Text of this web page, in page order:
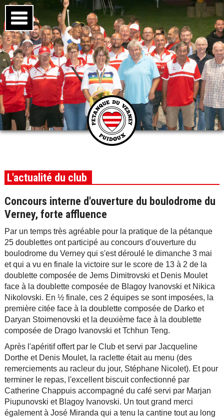
L'actualité du club
Concours interne d'ouverture du boulodrome du
Verney, forte affluence
Par un temps très agréable pour la pratique de la pétanque
25 doublettes ont participé au concours d'ouverture du
boulodrome du Verney qui s'est déroulé le dimanche 3 mai
et qui a vu en finale la victoire sur le score de 13 à 2 de la
doublette composée de Jems Dimitrovski et Denis Moulet
face à la doublette composée de Blagoy Ivanovski et Nikica
Nikolovski. En ½ finale, ces 2 équipes se sont imposées, la
première citée face à la doublette composée de Darko et
Daryan Stoimenovski et la deuxième face à la doublette
composée de Drago Ivanovski et Tchhun Teng.
Après l'apéritif offert par le Club et servi par Jacqueline
Dorthe et Denis Moulet, la raclette était au menu (des
remerciements au racleur du jour, Stéphane Nicolet). Et pour
terminer le repas, l'excellent biscuit confectionné par
Catherine Chappuis accompagné du café servi par Marjan
Piupunovski et Blagoy Ivanovski. Un tout grand merci
également à José Miranda qui a tenu la cantine tout au long